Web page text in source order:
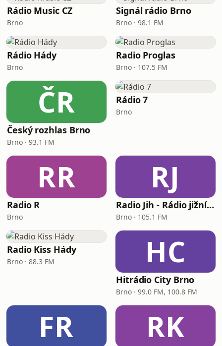
Rádio Music CZ
Brno
Signál rádio Brno
Brno · 98.1 FM
Rádio Hády
Brno
Radio Proglas
Brno · 107.5 FM
ČR
Český rozhlas Brno
Brno · 93.1 FM
Rádio 7
Brno
RR
Radio R
Brno
RJ
Radio Jih - Rádio jižní Moravy
Brno · 105.1 FM
Radio Kiss Hády
Brno · 88.3 FM HC
Hitrádio City Brno
Brno · 99.0 FM, 100.8 FM
FR RK